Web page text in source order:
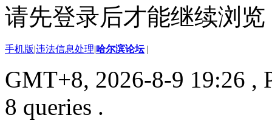
请先登录后才能继续浏览
手机版|违法信息处理|哈尔滨论坛 |
GMT+8, 2026-8-9 19:26 ,
8 queries .